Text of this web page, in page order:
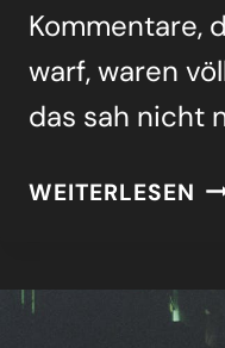
Kom­men­ta­re,
warf, waren
das sah nicht
WEITERLESEN